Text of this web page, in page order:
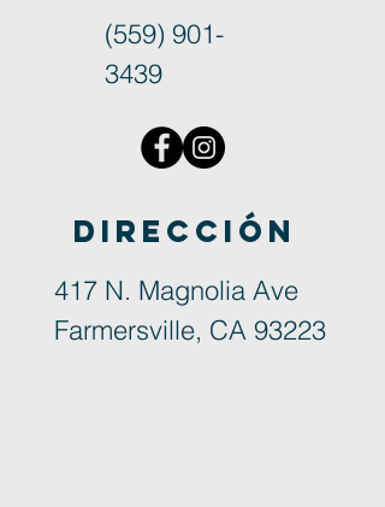
(559) 901-
3439
417 N. Magnolia Ave
Farmersville, CA 93223
dirección